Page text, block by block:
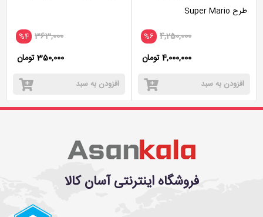
طرح Super Mario
%6 4,250,000
4,000,000 تومان
افزودن به سبد
%4 363,000
350,000 تومان
افزودن به سبد
فروشگاه اینترنتی آسان کالا